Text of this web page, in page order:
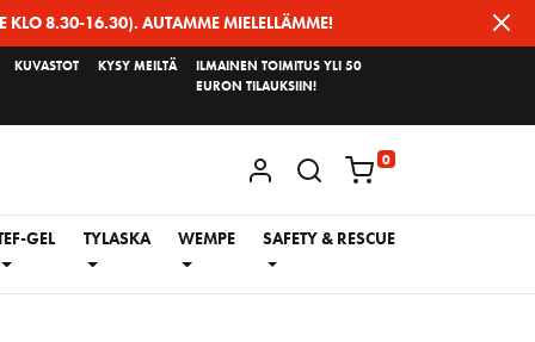
KLO 8.30-16.30). AUTAMME MIELELLÄMME!
KUVASTOT KYSY MEILTÄ
ILMAINEN TOIMITUS YLI 50
EURON TILAUKSIIN!
KIRJAUDU / REKISTERÖIDY
0
GEL TYLASKA WEMPE SAFETY & RESCUE